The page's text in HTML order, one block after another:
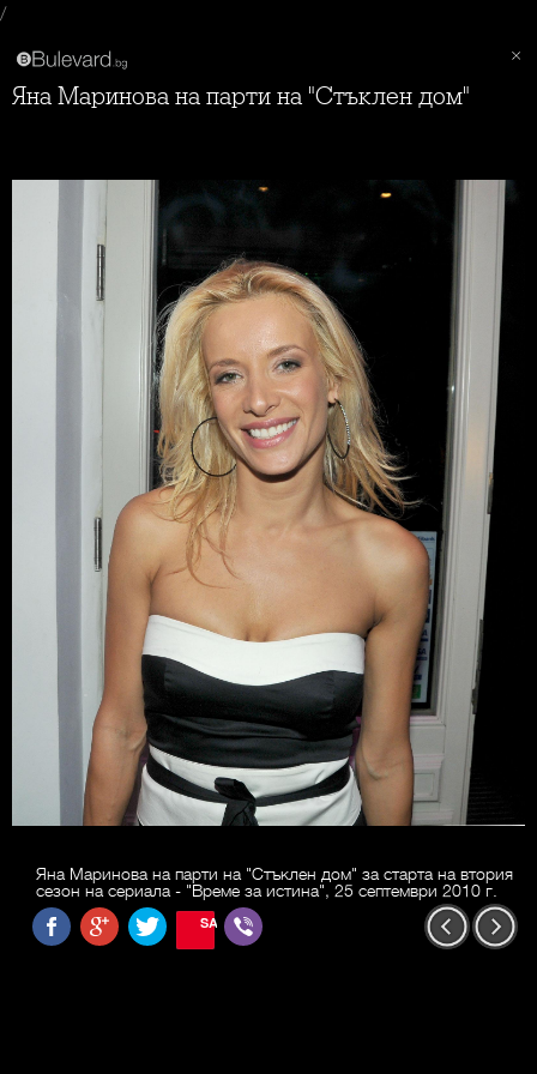
/
Яна Маринова на парти на "Стъклен дом"
Яна Маринова на парти на "Стъклен дом" за старта на втория
сезон на сериала - "Време за истина", 25 септември 2010 г.
SAVE